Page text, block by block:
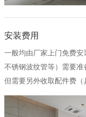
安装费用
一般均由厂家上门免费安
不锈钢波纹管等）需要准
但需要另外收取配件费（